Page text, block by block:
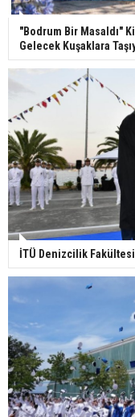
"Bodrum Bir Masaldı"
Gelecek Kuşaklara
İTÜ Denizcilik